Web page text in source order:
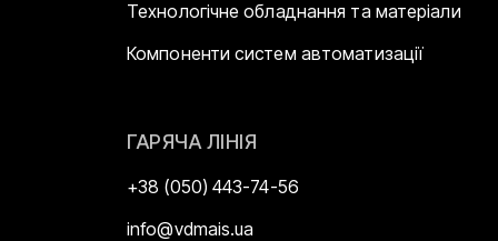
Технологічне обладнання та матеріали
Компоненти систем автоматизації
ГАРЯЧА ЛІНІЯ
+38 (050) 443-74-56
info@vdmais.ua